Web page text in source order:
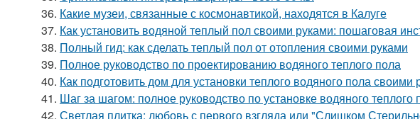
36. Какие музеи, связанные с космонавтикой, находятся в Калуге
37. Как установить водяной теплый пол своими руками: пошаговая
38. Полный гид: как сделать теплый пол от отопления своими руками
39. Полное руководство по проектированию водяного теплого пола
40. Как подготовить дом для установки теплого водяного пола своими
41. Шаг за шагом: полное руководство по установке водяного теплого
42. Светлая плитка: любовь с первого взгляда или "Слишком